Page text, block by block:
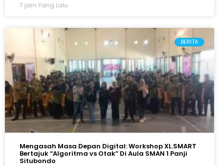
7 jam Yang Lalu
BERITA
Mengasah Masa Depan Digital: Workshop XL.SMART
Bertajuk “Algoritma vs Otak” Di Aula SMAN 1 Panji
Situbondo